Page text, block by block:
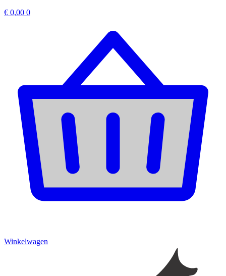
€ 0,00 0
Winkelwagen